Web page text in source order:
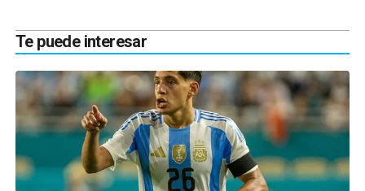
Te puede interesar